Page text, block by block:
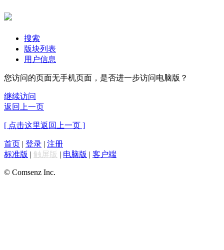
搜索
版块列表
用户信息
您访问的页面无手机页面，是否进一步访问电脑版？
继续访问
返回上一页
[ 点击这里返回上一页 ]
首页 | 登录 | 注册
标准版 | 触屏版 | 电脑版 | 客户端
© Comsenz Inc.